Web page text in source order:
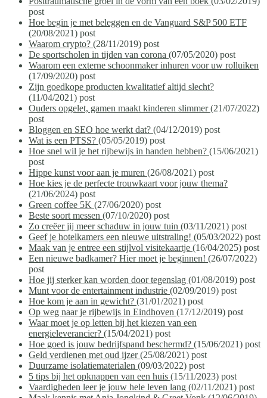
post
Hoe begin je met beleggen en de Vanguard S&P 500 ETF
(20/08/2021) post
Waarom crypto? (28/11/2019) post
De sportscholen in tijden van corona (07/05/2020) post
Waarom een externe schoonmaker inhuren voor uw rolluiken
(17/09/2020) post
Zijn goedkope producten kwalitatief altijd slecht?
(11/04/2021) post
Ouders opgelet, gamen maakt kinderen slimmer(21/07/2022)
post
Bloggen en SEO hoe werkt dat? (04/12/2019) post
Wat is een PTSS? (05/05/2019) post
Hoe snel wil je het rijbewijs in handen hebben? (15/06/2021)
post
Hippe kunst voor aan je muren (26/08/2021) post
Hoe kies je de perfecte trouwkaart voor jouw thema?
(21/06/2024) post
Green coffee 5K (27/06/2020) post
Beste soort messen (07/10/2020) post
Zo creëer jij meer schaduw in jouw tuin (03/11/2021) post
Geef je hotelkamers een nieuwe uitstraling! (05/03/2022) post
Maak van je entree een stijlvol visitekaartje (16/04/2025) post
Een nieuwe badkamer? Hier moet je beginnen! (26/07/2022)
post
Hoe jij sterker kan worden door tegenslag (01/08/2019) post
Munt voor de entertainment industrie (02/09/2019) post
Hoe kom je aan in gewicht? (31/01/2021) post
Op weg naar je rijbewijs in Eindhoven (17/12/2019) post
Waar moet je op letten bij het kiezen van een
energieleverancier? (15/04/2021) post
Hoe goed is jouw bedrijfspand beschermd? (15/06/2021) post
Geld verdienen met oud ijzer(25/08/2021) post
Duurzame isolatiematerialen (09/03/2022) post
5 tips bij het opknappen van een huis (15/11/2023) post
Vaardigheden leer je jouw hele leven lang (02/11/2021) post